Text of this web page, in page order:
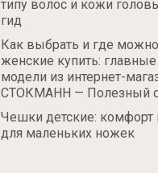
типу волос и кожи
гид
Как выбрать и где
женские купить: главные
модели из интернет-
СТОКМАНН — Полезный
Чешки детские: комфорт
для маленьких ножек